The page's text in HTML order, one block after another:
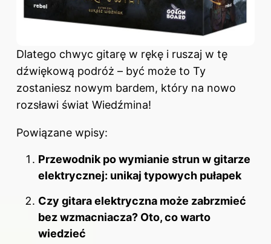
Dlatego chwyc gitarę w rękę i ruszaj w tę
dźwiękową podróż – być może to Ty
zostaniesz nowym bardem, który na nowo
rozsławi świat Wiedźmina!
Powiązane wpisy:
Przewodnik po wymianie strun w gitarze
elektrycznej: unikaj typowych pułapek
Czy gitara elektryczna może zabrzmieć
bez wzmacniacza? Oto, co warto
wiedzieć